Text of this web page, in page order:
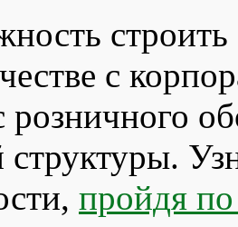
строить
с
структуры.
пройдя